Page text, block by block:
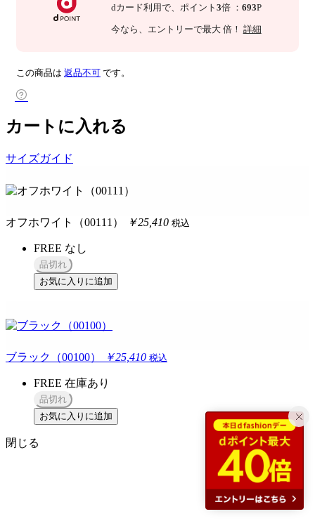
dカード利用で、 ポイント 3倍 ： 693P
今なら 、エントリーで最大 倍！ 詳細
この商品は 返品不可 です。
カートに入れる
サイズガイド
オフホワイト（00111） ￥25,410 税込
FREE なし
品切れ
お気に入りに追加
ブラック（00100） ￥25,410 税込
FREE 在庫あり
品切れ
お気に入りに追加
閉じる